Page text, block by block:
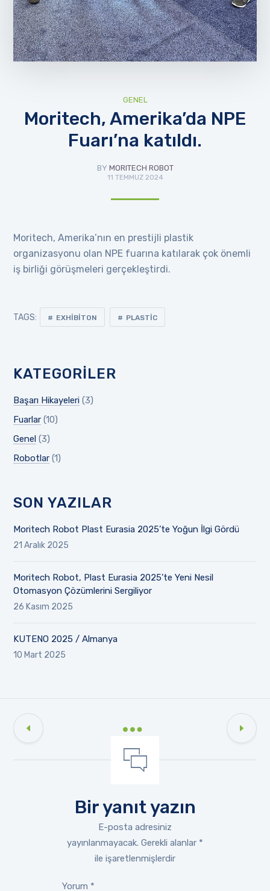
GENEL
Moritech, Amerika’da NPE
Fuarı’na katıldı.
BY MORITECH ROBOT
11 TEMMUZ 2024
Moritech, Amerika’nın en prestijli plastik
organizasyonu olan NPE fuarına katılarak çok önemli
iş birliği görüşmeleri gerçekleştirdi.
TAGS: EXHIBITON PLASTIC
KATEGORILER
Başarı Hikayeleri (3)
Fuarlar (10)
Genel (3)
Robotlar (1)
SON YAZILAR
Moritech Robot Plast Eurasia 2025’te Yoğun İlgi Gördü
21 Aralık 2025
Moritech Robot, Plast Eurasia 2025’te Yeni Nesil
Otomasyon Çözümlerini Sergiliyor
26 Kasım 2025
KUTENO 2025 / Almanya
10 Mart 2025
Bir yanıt yazın
E-posta adresiniz
yayınlanmayacak. Gerekli alanlar *
ile işaretlenmişlerdir
Yorum *